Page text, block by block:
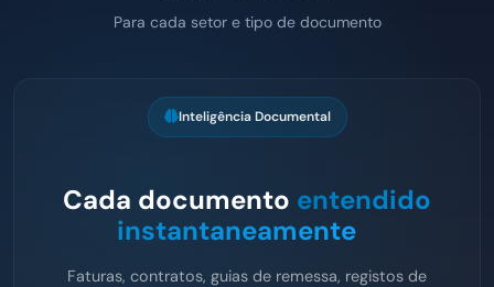
Para cada setor e tipo de documento
Inteligência Documental
Cada documento entendido
instantaneamente
Faturas, contratos, guias de remessa, registos de